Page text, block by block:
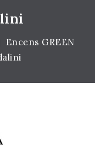
Encens GREEN